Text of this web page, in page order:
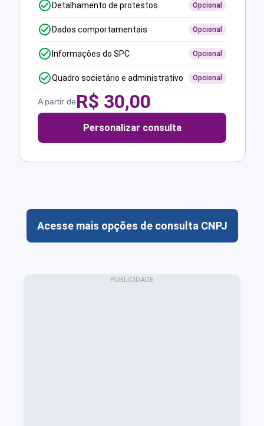
Detalhamento de protestos Opcional
Dados comportamentais Opcional
Informações do SPC Opcional
Quadro societário e administrativo Opcional
A partir deR$ 30,00
Personalizar consulta
Acesse mais opções de consulta CNPJ